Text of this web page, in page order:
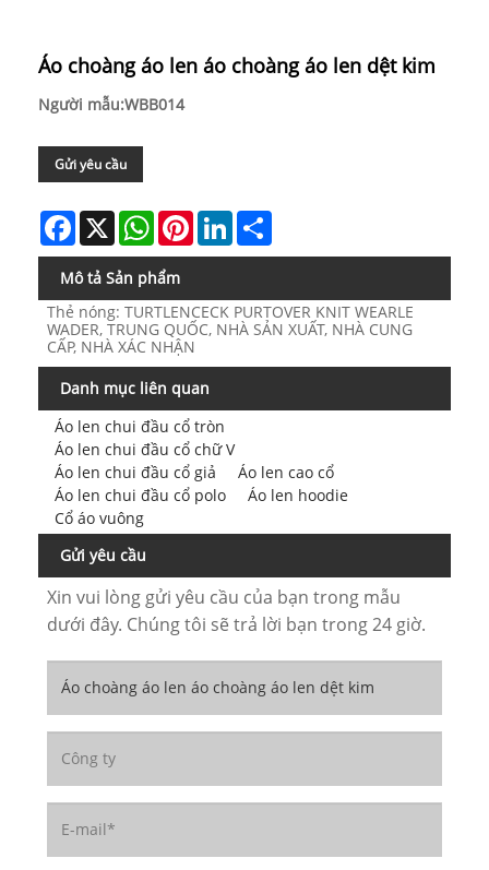
Áo choàng áo len áo choàng áo len dệt kim
Người mẫu:WBB014
Gửi yêu cầu
Facebook
X WhatsAppPinterestLinkedIn
Mô tả Sản phẩm
Thẻ nóng: TURTLENCECK PURTOVER KNIT WEARLE
WADER, TRUNG QUỐC, NHÀ SẢN XUẤT, NHÀ CUNG
CẤP, NHÀ XÁC NHẬN
Danh mục liên quan
Áo len chui đầu cổ tròn
Áo len chui đầu cổ chữ V
Áo len chui đầu cổ giả
Áo len cao cổ
Áo len chui đầu cổ polo
Áo len hoodie
Cổ áo vuông
Gửi yêu cầu
Xin vui lòng gửi yêu cầu của bạn trong mẫu
dưới đây. Chúng tôi sẽ trả lời bạn trong 24 giờ.